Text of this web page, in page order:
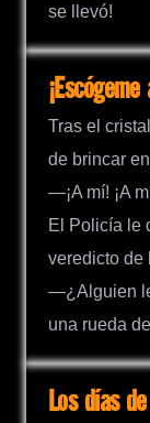
se llevó!
Tras el
de brincar
—¡A mí! ¡A
El Policía le
veredicto de
—¿Alguien
una rueda
Los días